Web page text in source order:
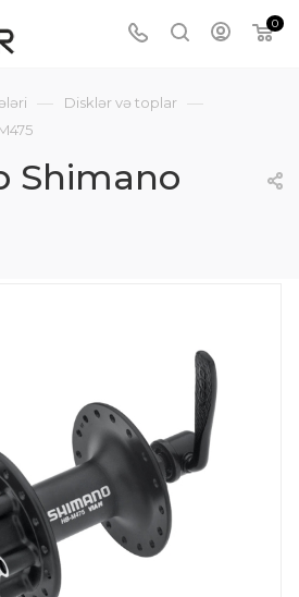
0
— Disklər və toplar —
Shimano